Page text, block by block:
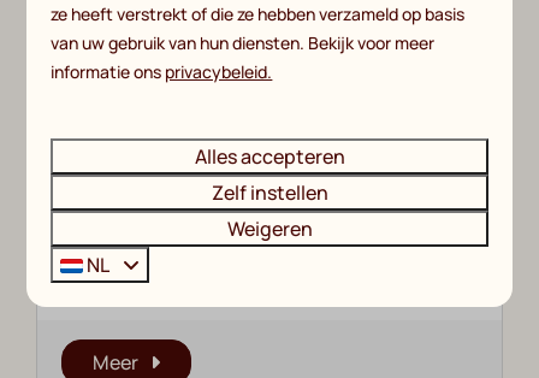
Kom een potje golfen bij de Witte Berg! Onze 9
holes Adventure Golfbaan biedt plezier voor
jong en oud! Met wie ga jij de uitdaging aan?
Daag je gezelschap uit en speel adventure
golf bij De Witte Berg in Ootmarsum!
Meer
ze heeft verstrekt of die ze hebben verzameld op basis
van uw gebruik van hun diensten. Bekijk voor meer
informatie ons privacybeleid.
Alles accepteren
Zelf instellen
Weigeren
NL